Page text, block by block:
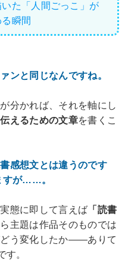
いた「人間ごっこ」が
瞬間
と同じなんですね。
分かれば、それを軸にし
えるための文章を書くこ
感想文とは違うのです
すが……。
態に即して言えば 「読書
主題は作品そのものでは
どう変化したか――ありて
。